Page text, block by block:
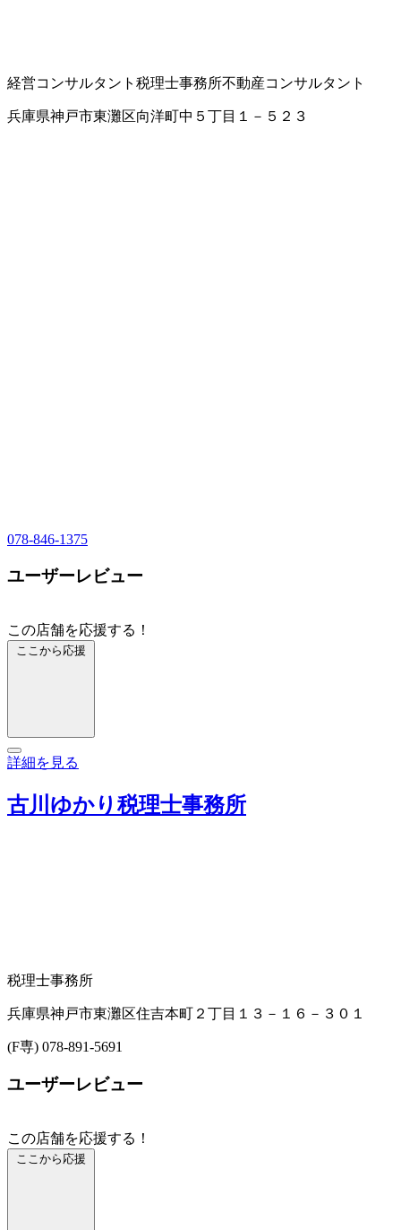
経営コンサルタント 税理士事務所不動産コンサルタント
兵庫県神戸市東灘区向洋町中５丁目１－５２３
078-846-1375
ユーザーレビュー
この店舗を応援する！
ここから応援
詳細を見る
古川ゆかり税理士事務所
税理士事務所
兵庫県神戸市東灘区住吉本町２丁目１３－１６－３０１
(F専) 078-891-5691
ユーザーレビュー
この店舗を応援する！
ここから応援